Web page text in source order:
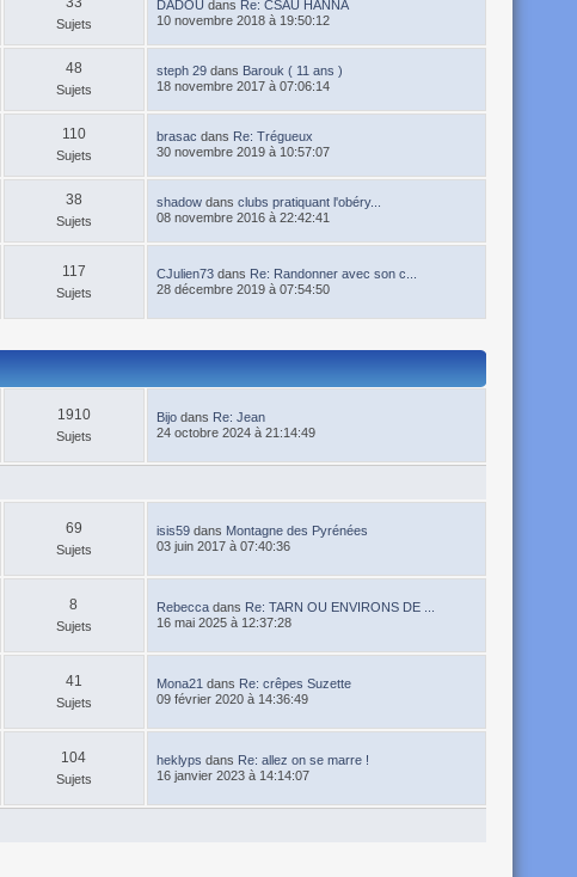
Sujets
DADOU dans Re: CSAU HANNA
10 novembre 2018 à 19:50:12
48
Sujets
steph 29 dans Barouk ( 11 ans )
18 novembre 2017 à 07:06:14
110
Sujets
brasac dans Re: Trégueux
30 novembre 2019 à 10:57:07
38
Sujets
shadow dansclubs pratiquant l'obéry...
08 novembre 2016 à 22:42:41
117
Sujets
CJulien73 dans Re: Randonner avec son c...
28 décembre 2019 à 07:54:50
1910
Sujets
Bijo dans Re: Jean
24 octobre 2024 à 21:14:49
69
Sujets
isis59 dans Montagne des Pyrénées
03 juin 2017 à 07:40:36
8
Sujets
Rebecca dans Re: TARN OU ENVIRONS DE ...
16 mai 2025 à 12:37:28
41
Sujets
Mona21 dans Re: crêpes Suzette
09 février 2020 à 14:36:49
104
Sujets
heklyps dans Re: allez on se marre !
16 janvier 2023 à 14:14:07